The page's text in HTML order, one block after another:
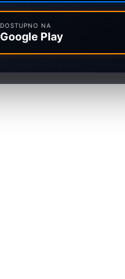
DOSTUPNO NA
Google Play